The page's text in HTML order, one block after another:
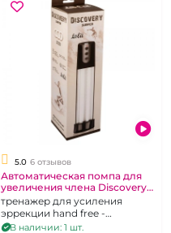
5.0 6 отзывов
Автоматическая помпа для
увеличения члена Discovery
"Surfer"
тренажер для усиления
эррекции hand free -
свободные руки
В наличии: 1 шт.